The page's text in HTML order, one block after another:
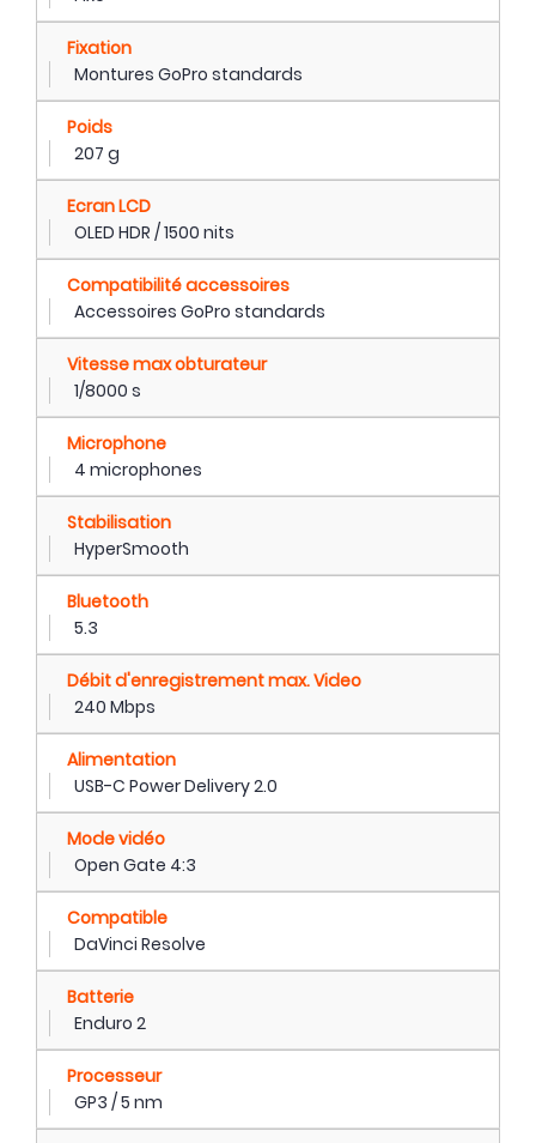
Fixation
Montures GoPro standards
Poids
207 g
Ecran LCD
OLED HDR / 1500 nits
Compatibilité accessoires
Accessoires GoPro standards
Vitesse max obturateur
1/8000 s
Microphone
4 microphones
Stabilisation
HyperSmooth
Bluetooth
5.3
Débit d'enregistrement max. Video
240 Mbps
Alimentation
USB-C Power Delivery 2.0
Mode vidéo
Open Gate 4:3
Compatible
DaVinci Resolve
Batterie
Enduro 2
Processeur
GP3 / 5 nm